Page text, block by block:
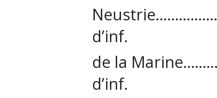
d’inf.
de la
d’inf.